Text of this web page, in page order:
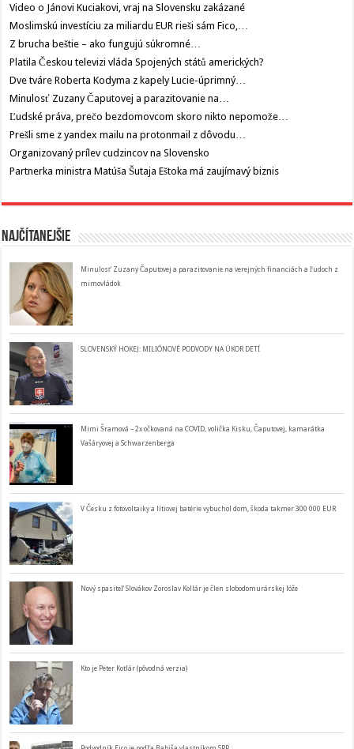
Video o Jánovi Kuciakovi, vraj na Slovensku zakázané
Moslimskú investíciu za miliardu EUR rieši sám Fico,…
Z brucha beštie – ako fungujú súkromné…
Platila Českou televizi vláda Spojených států amerických?
Dve tváre Roberta Kodyma z kapely Lucie-úprimný…
Minulosť Zuzany Čaputovej a parazitovanie na…
Ľudské práva, prečo bezdomovcom skoro nikto nepomože…
Prešli sme z yandex mailu na protonmail z dôvodu…
Organizovaný prílev cudzincov na Slovensko
Partnerka ministra Matúša Šutaja Eštoka má zaujímavý biznis
Najčítanejšie
Minulosť Zuzany Čaputovej a parazitovanie na verejných financiách a ľudoch z
mimovládok
SLOVENSKÝ HOKEJ: MILIÓNOVÉ PODVODY NA ÚKOR DETÍ
Mimi Šramová – 2x očkovaná na COVID, volička Kisku, Čaputovej, kamarátka
Vašáryovej a Schwarzenberga
V Česku z fotovoltaiky a lítiovej batérie vybuchol dom, škoda takmer 300 000 EUR
Nový spasiteľ Slovákov Zoroslav Kollár je člen slobodomurárskej lóže
Kto je Peter Kotlár (pôvodná verzia)